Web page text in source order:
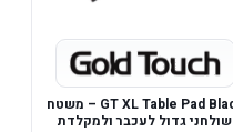
GT XL Table Pad Black – משטח
שולחני גדול לעכבר ולמקלדת